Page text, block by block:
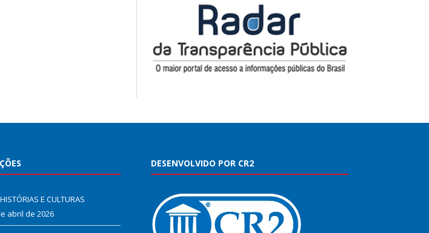
E CULTURAS
abril de 2026
DESENVOLVIDO POR CR2